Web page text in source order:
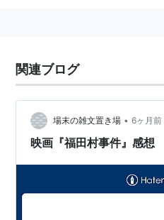
関連ブログ
場末の雑文置き場 • 6ヶ月前
映画『福田村事件』感想